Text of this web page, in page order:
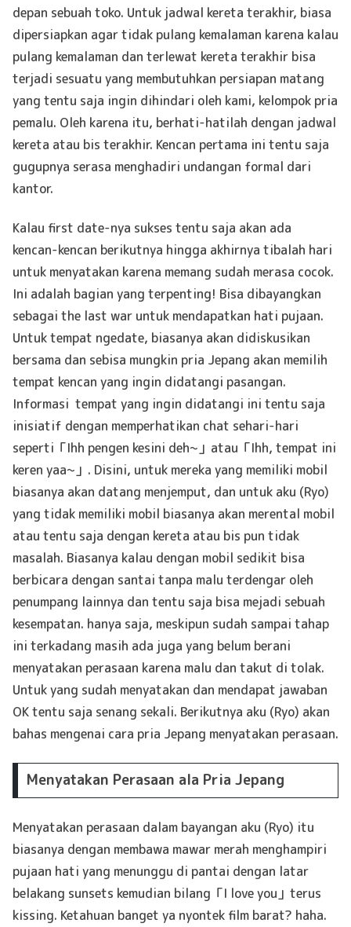
depan sebuah toko. Untuk jadwal kereta terakhir, biasa
dipersiapkan agar tidak pulang kemalaman karena kalau
pulang kemalaman dan terlewat kereta terakhir bisa
terjadi sesuatu yang membutuhkan persiapan matang
yang tentu saja ingin dihindari oleh kami, kelompok pria
pemalu. Oleh karena itu, berhati-hatilah dengan jadwal
kereta atau bis terakhir. Kencan pertama ini tentu saja
gugupnya serasa menghadiri undangan formal dari
kantor.
Kalau first date-nya sukses tentu saja akan ada
kencan-kencan berikutnya hingga akhirnya tibalah hari
untuk menyatakan karena memang sudah merasa cocok.
Ini adalah bagian yang terpenting! Bisa dibayangkan
sebagai the last war untuk mendapatkan hati pujaan.
Untuk tempat ngedate, biasanya akan didiskusikan
bersama dan sebisa mungkin pria Jepang akan memilih
tempat kencan yang ingin didatangi pasangan.
Informasi tempat yang ingin didatangi ini tentu saja
inisiatif dengan memperhatikan chat sehari-hari
seperti「Ihh pengen kesini deh~」atau「Ihh, tempat ini
keren yaa~」. Disini, untuk mereka yang memiliki mobil
biasanya akan datang menjemput, dan untuk aku (Ryo)
yang tidak memiliki mobil biasanya akan merental mobil
atau tentu saja dengan kereta atau bis pun tidak
masalah. Biasanya kalau dengan mobil sedikit bisa
berbicara dengan santai tanpa malu terdengar oleh
penumpang lainnya dan tentu saja bisa mejadi sebuah
kesempatan. hanya saja, meskipun sudah sampai tahap
ini terkadang masih ada juga yang belum berani
menyatakan perasaan karena malu dan takut di tolak.
Untuk yang sudah menyatakan dan mendapat jawaban
OK tentu saja senang sekali. Berikutnya aku (Ryo) akan
bahas mengenai cara pria Jepang menyatakan perasaan.
Menyatakan Perasaan ala Pria Jepang
Menyatakan perasaan dalam bayangan aku (Ryo) itu
biasanya dengan membawa mawar merah menghampiri
pujaan hati yang menunggu di pantai dengan latar
belakang sunsets kemudian bilang「I love you」terus
kissing. Ketahuan banget ya nyontek film barat? haha.